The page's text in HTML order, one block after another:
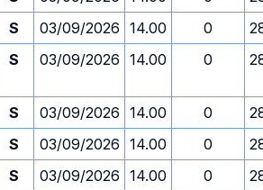
S 03/09/2026 14.00 0
S 03/09/2026 14.00 0
S 03/09/2026 14.00 0
S 03/09/2026 14.00 0
S 03/09/2026 14.00 0